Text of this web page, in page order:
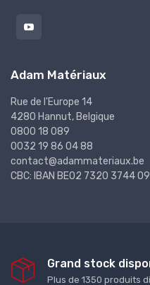
Adam Matériaux
Rue de l'Europe 14
4280 Hannut, Belgique
0800 18 089
0032 19 86 04 88
contact@adammateriaux.be
CBC: IBAN BE02 7320 3744
Grand stock
Plus de 1350 produits